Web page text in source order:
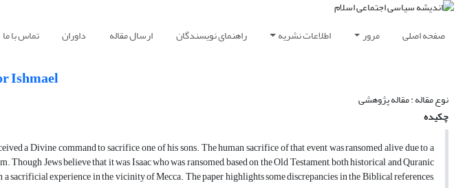
صفحه اصلی مرور اطلاعات نشریه راهنمای نویسندگان ارسال مقاله داوران تماس با ما
Ishmael
نوع مقاله : مقاله پژوهشی
چکیده
a Divine command to sacrifice one of his sons. The human sacrifice of that event was ransomed alive due to a
Though Jews believe that it was Isaac who was ransomed, based on the Old Testament, both historical and Quranic
sacrificial experience in the vicinity of Mecca. The paper highlights some discrepancies in the Biblical references,